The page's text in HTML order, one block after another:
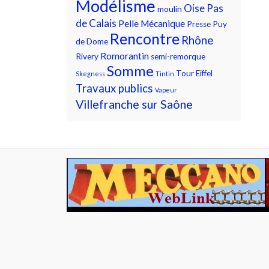
Modélisme moulin Oise Pas
de Calais Pelle Mécanique Presse Puy
de Dome Rencontre Rhône
Rivery Romorantin semi-remorque
Skegness Somme Tintin Tour Eiffel
Travaux publics Vapeur
Villefranche sur Saône